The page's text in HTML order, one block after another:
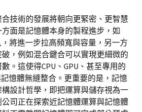
技術的發展將朝向更緊密、更智慧
面是記憶體本身的製程進步，如
，將進一步拉高頻寬與容量，另一方
，例如混合鍵合可以實現更細微的
。這使得CPU、GPU、甚至專用的
憶體無縫整合。更重要的是，記憶
設計哲學，即把運算與儲存視為一
司正在探索近記憶體運算與記憶體